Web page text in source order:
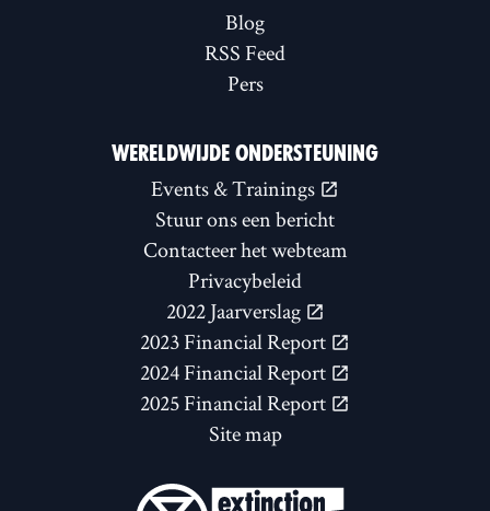
Blog
RSS Feed
Pers
WERELDWIJDE ONDERSTEUNING
Events & Trainings
Stuur ons een bericht
Contacteer het webteam
Privacybeleid
2022 Jaarverslag
2023 Financial Report
2024 Financial Report
2025 Financial Report
Site map